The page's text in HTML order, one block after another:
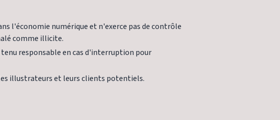
l'économie numérique et n'exerce pas de contrôle
comme illicite.
responsable en cas d'interruption pour
illustrateurs et leurs clients potentiels.